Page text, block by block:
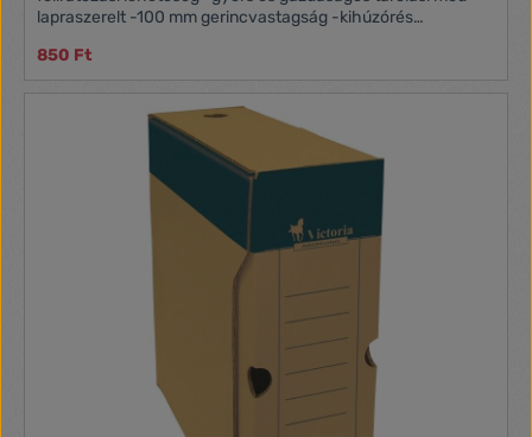
lapraszerelt -100 mm gerincvastagság -kihúzórés
használati útmutató.
850 Ft